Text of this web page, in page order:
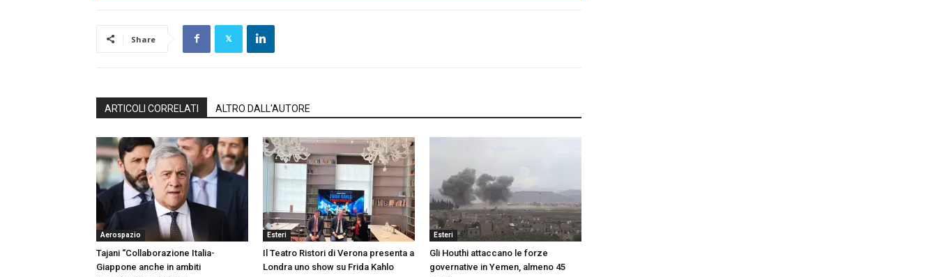
Share
ARTICOLI CORRELATI ALTRO DALL'AUTORE
Aerospazio
Tajani “Collaborazione Italia-
Giappone anche in ambiti
Esteri
Il Teatro Ristori di Verona presenta a
Londra uno show su Frida Kahlo
Esteri
Gli Houthi attaccano le forze
governative in Yemen, almeno 45